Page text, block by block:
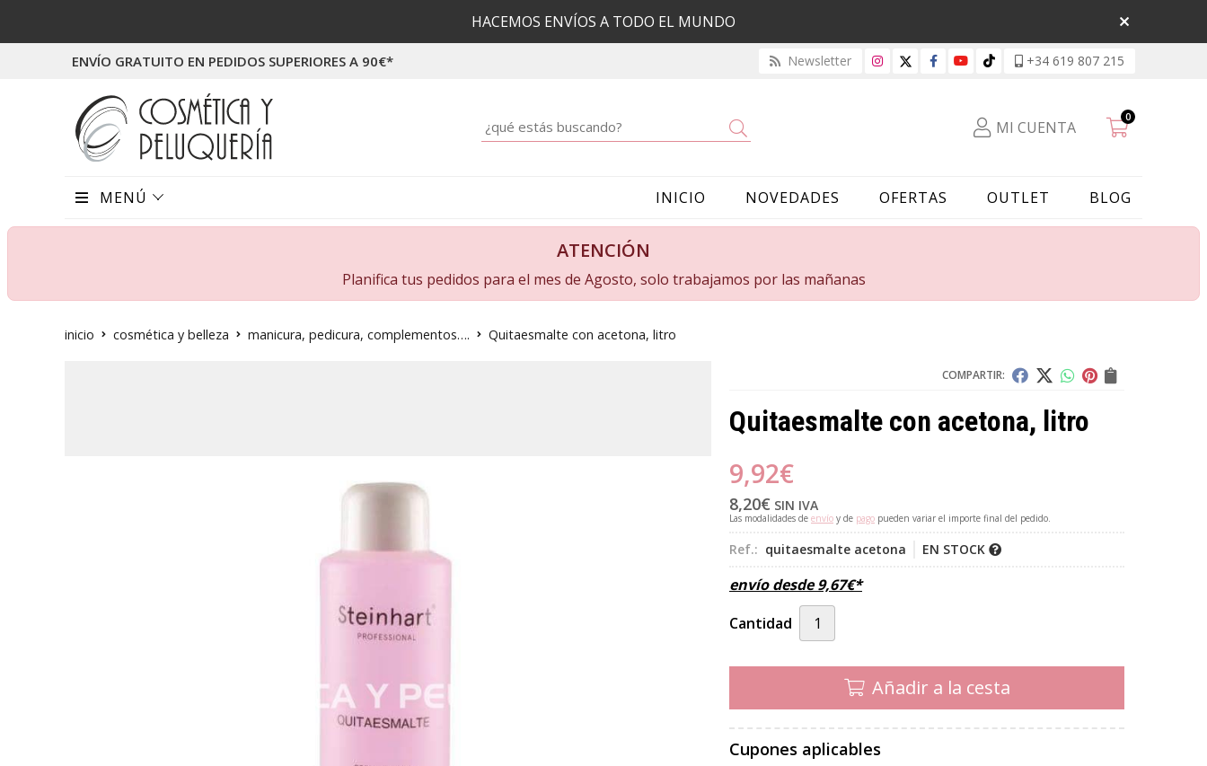
HACEMOS ENVÍOS A TODO EL MUNDO
ENVÍO GRATUITO EN PEDIDOS SUPERIORES A 90€* Newsletter +34 619 807 215
MI CUENTA
0
MENÚ INICIO NOVEDADES OFERTAS OUTLET BLOG
ATENCIÓN
Planifica tus pedidos para el mes de Agosto, solo trabajamos por las mañanas
inicio cosmética y belleza manicura, pedicura, complementos…. Quitaesmalte con acetona, litro
COMPARTIR:
Quitaesmalte con acetona, litro
9,92€
8,20€ SIN IVA
Las modalidades de envío y de pago pueden variar el importe final del pedido.
Ref.: quitaesmalte acetona EN STOCK
envío desde9,67€*
Cantidad
Añadir a la cesta
Cupones aplicables